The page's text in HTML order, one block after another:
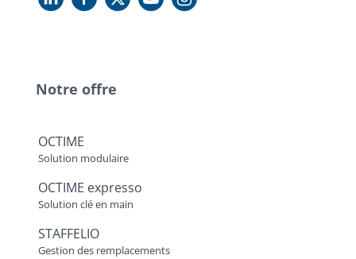
Notre offre
OCTIME
Solution modulaire
OCTIME expresso
Solution clé en main
STAFFELIO
Gestion des remplacements